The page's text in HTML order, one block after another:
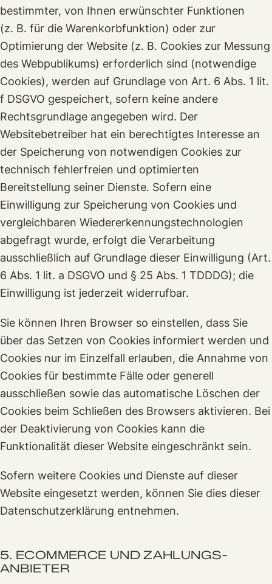
bestimmter, von Ihnen erwünschter Funktionen
(z. B. für die Warenkorbfunktion) oder zur
Optimierung der Website (z. B. Cookies zur Messung
des Webpublikums) erforderlich sind (notwendige
Cookies), werden auf Grundlage von Art. 6 Abs. 1 lit.
f DSGVO gespeichert, sofern keine andere
Rechtsgrundlage angegeben wird. Der
Websitebetreiber hat ein berechtigtes Interesse an
der Speicherung von notwendigen Cookies zur
technisch fehlerfreien und optimierten
Bereitstellung seiner Dienste. Sofern eine
Einwilligung zur Speicherung von Cookies und
vergleichbaren Wiedererkennungstechnologien
abgefragt wurde, erfolgt die Verarbeitung
ausschließlich auf Grundlage dieser Einwilligung (Art.
6 Abs. 1 lit. a DSGVO und § 25 Abs. 1 TDDDG); die
Einwilligung ist jederzeit widerrufbar.
Sie können Ihren Browser so einstellen, dass Sie
über das Setzen von Cookies informiert werden und
Cookies nur im Einzelfall erlauben, die Annahme von
Cookies für bestimmte Fälle oder generell
ausschließen sowie das automatische Löschen der
Cookies beim Schließen des Browsers aktivieren. Bei
der Deaktivierung von Cookies kann die
Funktionalität dieser Website eingeschränkt sein.
Sofern weitere Cookies und Dienste auf dieser
Website eingesetzt werden, können Sie dies dieser
Datenschutzerklärung entnehmen.
5. ECOMMERCE UND ZAHLUNGS­
ANBIETER